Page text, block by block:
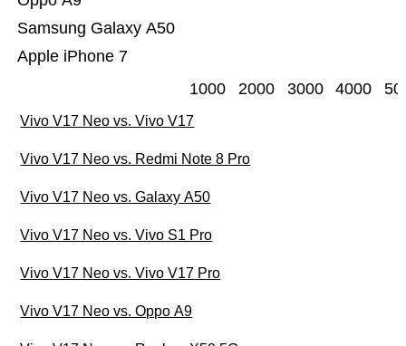
Apple iPhone 7
Samsung Galaxy A50
1000 2000 3000 4000
Vivo V17 Neo vs. Vivo V17
Vivo V17 Neo vs. Redmi Note 8 Pro
Vivo V17 Neo vs. Galaxy A50
Vivo V17 Neo vs. Vivo S1 Pro
Vivo V17 Neo vs. Vivo V17 Pro
Vivo V17 Neo vs. Oppo A9